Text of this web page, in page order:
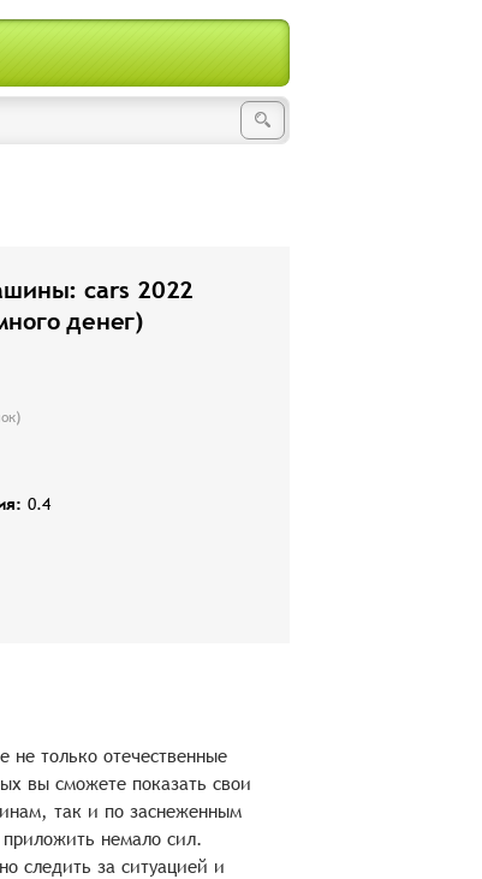
cars 2022
денег)
0.4
не только отечественные
вы сможете показать свои
так и по заснеженным
немало сил.
следить за ситуацией и